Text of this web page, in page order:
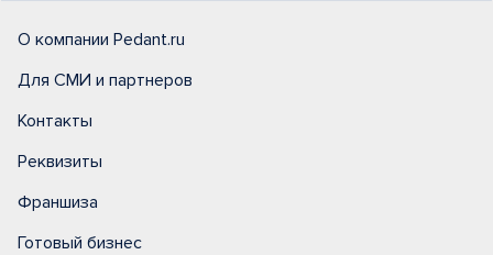
О компании Pedant.ru
Для СМИ и партнеров
Контакты
Реквизиты
Франшиза
Готовый бизнес